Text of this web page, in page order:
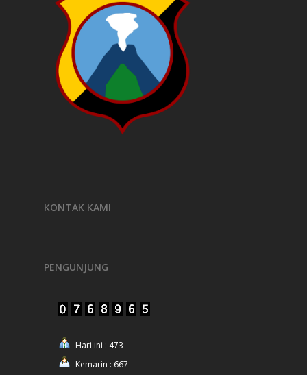
KONTAK KAMI
PENGUNJUNG
Hari ini : 473
Kemarin : 667